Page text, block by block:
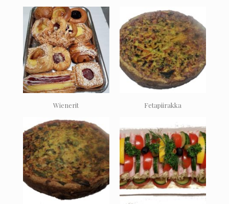
Wienerit Fetapiirakka